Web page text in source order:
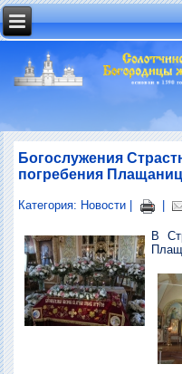
Богослужения
погребения
Категория: Новости
В